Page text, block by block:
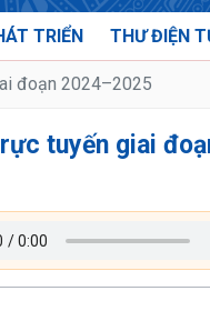
TRIỂN THƯ ĐIỆN
đoạn 2024–2025
tuyến giai